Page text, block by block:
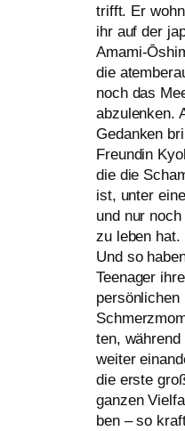
trifft. Er
ihr auf der
Amami-
die
noch das
abzu­len­ken.
Gedanken
Freundin
die die
ist, unter
und nur
zu leben hat.
Und so
Teenager
per­sön­li­chen
ten,
wei­ter
die ers­te
gan­zen
ben – so